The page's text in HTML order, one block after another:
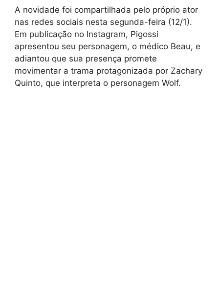
A novidade foi compartilhada pelo próprio ator
nas redes sociais nesta segunda-feira (12/1).
Em publicação no Instagram, Pigossi
apresentou seu personagem, o médico Beau, e
adiantou que sua presença promete
movimentar a trama protagonizada por Zachary
Quinto, que interpreta o personagem Wolf.